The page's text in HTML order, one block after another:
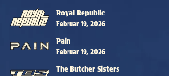
Royal Republic
Februar 19, 2026
Pain
Februar 19, 2026
The Butcher Sisters